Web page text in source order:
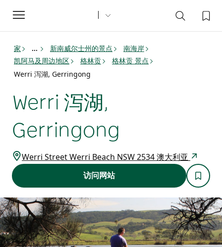
Toggle
navigation
家 ... 新南威尔士州的景点
南海岸
凯阿马及周边地区
格林贡
格林贡 景点
Werri 泻湖, Gerringong
Werri 泻湖,
Gerringong
Werri Street Werri Beach NSW 2534 澳大利亚
访问网站